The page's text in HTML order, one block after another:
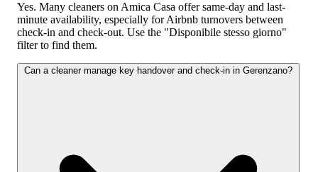
Yes. Many cleaners on Amica Casa offer same-day and last-
minute availability, especially for Airbnb turnovers between
check-in and check-out. Use the "Disponibile stesso giorno"
filter to find them.
Can a cleaner manage key handover and check-in in Gerenzano?